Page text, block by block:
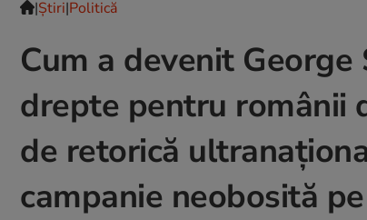
|Ştiri|Politică
Cum a devenit
drepte pentru românii
de retorică
campanie neobosită